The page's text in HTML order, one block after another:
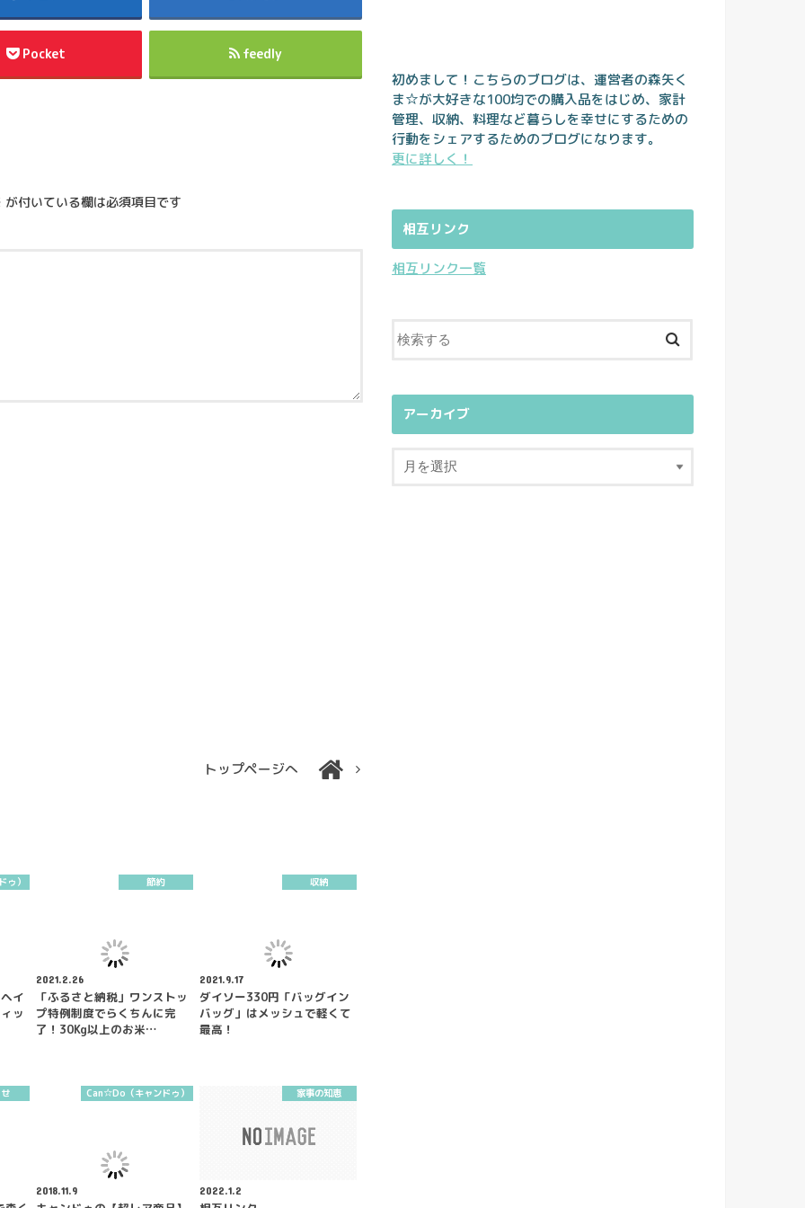
Pocket feedly
が付いている欄は必須項目です
トップページへ
ゥ）
イ
ッ
節約
2021.2.26
「ふるさと納税」ワンストッ
プ特例制度でらくちんに完
了！30Kg以上のお米…
収納
2021.9.17
ダイソー330円「バッグイン
バッグ」はメッシュで軽くて
最高！
Can☆Do（キャンドゥ）
2018.11.9
家事の知恵
2022.1.2
初めまして！こちらのブログは、運営者の森矢く
ま☆が大好きな100均での購入品をはじめ、家計
管理、収納、料理など暮らしを幸せにするための
行動をシェアするためのブログになります。
更に詳しく！
相互リンク
相互リンク一覧
アーカイブ